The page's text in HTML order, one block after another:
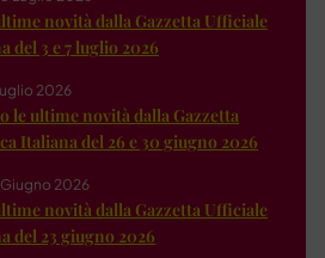
novità dalla Gazzetta Ufficiale
del 3 e 7 luglio 2026
2026
le ultime novità dalla Gazzetta
Italiana del 26 e 30 giugno 2026
2026
novità dalla Gazzetta Ufficiale
del 23 giugno 2026